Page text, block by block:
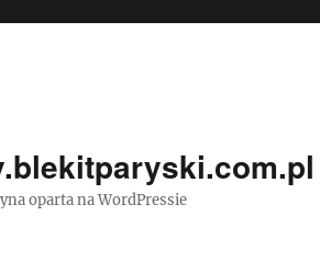
oparta na WordPressie